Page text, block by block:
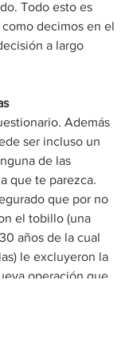
Todo esto es
decimos en el
a largo
Además
ser incluso un
de las
que te parezca.
que por no
el tobillo (una
años de la cual
le excluyeron la
operación que